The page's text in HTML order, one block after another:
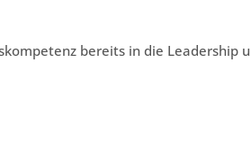
bereits in die Leadership